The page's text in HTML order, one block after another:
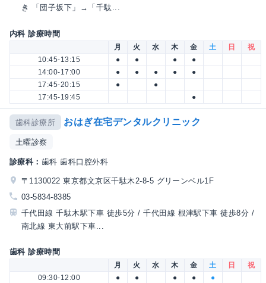
き 「団子坂下」→「千駄...
内科 診療時間
月 火 水 木 金 土 日
祝
10:45-13:15
● ● ●
●
14:00-17:00
● ● ● ●
●
17:45-20:15
●
●
17:45-19:45
●
歯科診療所 おはぎ在宅デンタルクリニック
土曜診察
診療科： 歯科 歯科口腔外科
〒1130022 東京都文京区千駄木2-8-5 グリーンベル1F
03-5834-8385
千代田線 千駄木駅下車 徒歩5分 / 千代田線 根津駅下車 徒歩8分 /
南北線 東大前駅下車...
歯科 診療時間
月 火 水 木 金 土 日
祝
09:30-12:00
● ● ● ●
●